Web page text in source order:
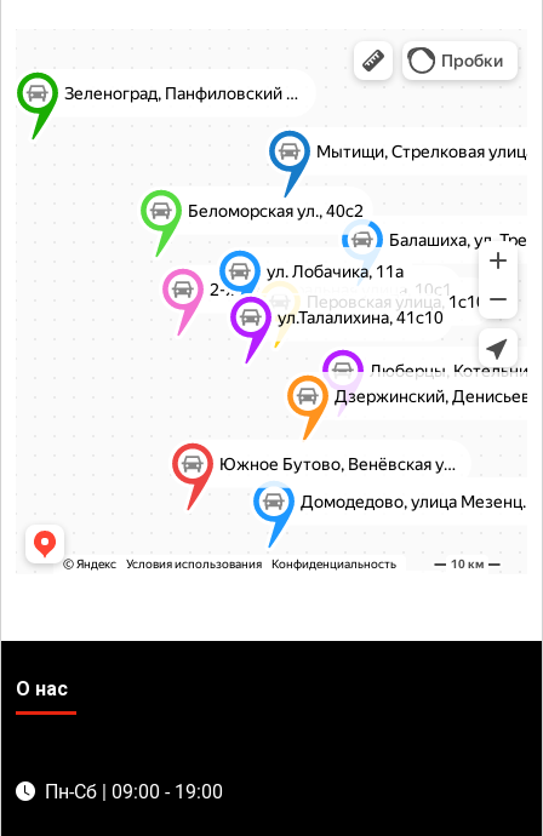
О нас
Пн-Сб | 09:00 - 19:00